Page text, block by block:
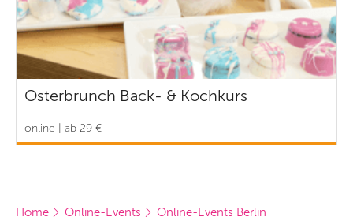
Osterbrunch Back- & Kochkurs
online | ab 29 €
Home Online-Events
Online-Events Berlin